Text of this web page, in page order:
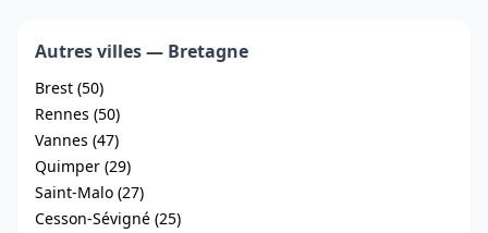
Autres villes — Bretagne
Brest (50)
Rennes (50)
Vannes (47)
Quimper (29)
Saint-Malo (27)
Cesson-Sévigné (25)